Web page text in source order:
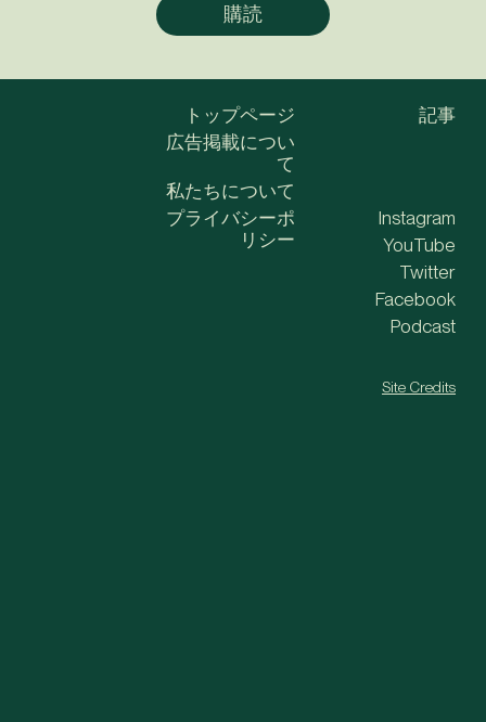
トップページ
広告掲載につい
て
私たちについて
記事
プライバシーポ
リシー
Instagram
YouTube
Twitter
Facebook
Podcast
Site Credits